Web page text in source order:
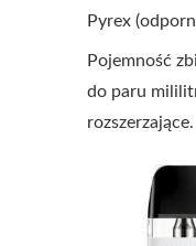
Pyrex
Pojemność
do paru
rozszerzające.